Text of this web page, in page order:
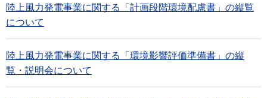
陸上風力発電事業に関する「計画段階環境配慮書」の縦覧
について
陸上風力発電事業に関する「環境影響評価準備書」の縦
覧・説明会について